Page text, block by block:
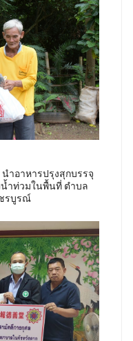
ำอาหารปรุงสุกบรรจุ
ำท่วมในพื้นที่ ตำบล
รบูรณ์